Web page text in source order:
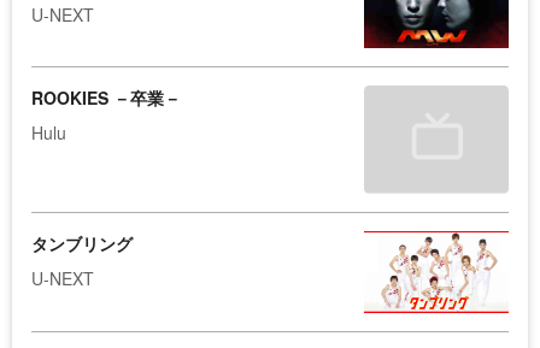
U-NEXT
ROOKIES －卒業－
Hulu
タンブリング
U-NEXT